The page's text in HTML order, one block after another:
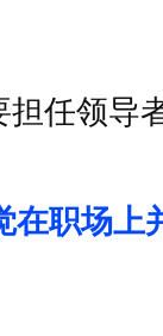
任领导
在职场上